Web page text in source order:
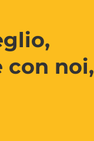
con noi,